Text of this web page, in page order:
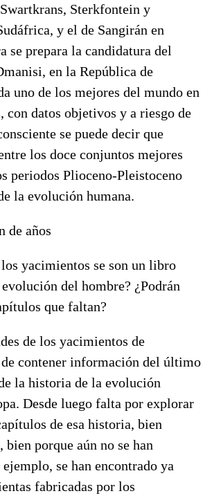
Sterkfontein y
y el de Sangirán en
se prepara la candidatura del
en la República de
uno de los mejores del mundo en
con datos objetivos y a riesgo de
se puede decir que
los doce conjuntos mejores
periodos Plioceno-Pleistoceno
la evolución humana.
de años
los yacimientos se son un libro
del hombre? ¿Podrán
que faltan?
de los yacimientos de
de contener información del último
la historia de la evolución
Desde luego falta por explorar
de esa historia, bien
bien porque aún no se han
se han encontrado ya
fabricadas por los